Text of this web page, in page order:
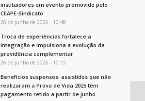
instituidores em evento promovido pelo
CEAPE-Sindicato
26 de junho de 2026 - 10:48
Troca de experiências fortalece a
integração e impulsiona a evolução da
previdência complementar
26 de junho de 2026 - 10:15
Benefícios suspensos: assistidos que não
realizaram a Prova de Vida 2025 têm
pagamento retido a partir de junho